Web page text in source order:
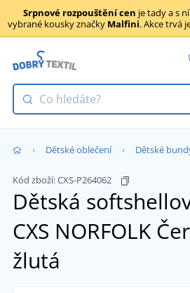
Srpnové rozpouštění cen je tady a s
vybrané kousky značky Malfini. Akce trvá
Dětské oblečení Dětské
Kód zboží:CXS-P264062
Dětská
CXS NORFOLK
žlutá